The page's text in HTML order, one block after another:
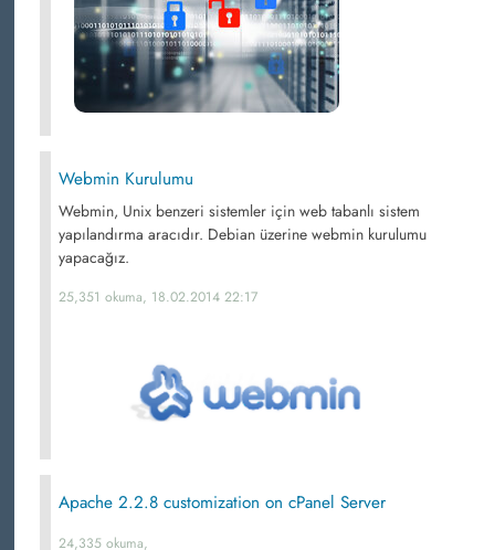
Webmin Kurulumu
Webmin, Unix benzeri sistemler için web tabanlı sistem
yapılandırma aracıdır. Debian üzerine webmin kurulumu
yapacağız.
25,351 okuma, 18.02.2014 22:17
Apache 2.2.8 customization on cPanel Server
24,335 okuma,